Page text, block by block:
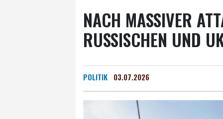
NACH MASSIVER
RUSSISCHEN UND
POLITIK 03.07.2026